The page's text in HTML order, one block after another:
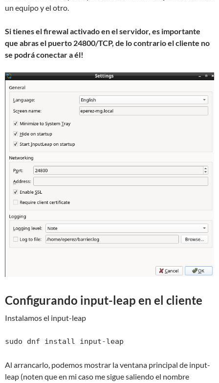
un equipo y el otro.
Si tienes el firewal activado en el servidor, es importante
que abras el puerto 24800/TCP, de lo contrario el cliente no
se podrá conectar a él!
Configurando input-leap en el cliente
Instalamos el input-leap
sudo dnf install input-leap
Al arrancarlo, podemos mostrar la ventana principal de input-
leap (noten que en mi caso me sigue saliendo el nombre